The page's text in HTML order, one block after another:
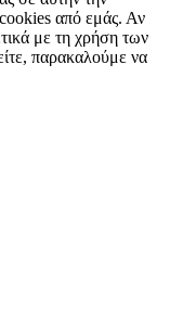
από εμάς. Αν
με τη χρήση των
παρακαλούμε να